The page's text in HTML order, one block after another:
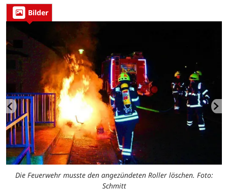
Bilder
Die Feuerwehr musste den angezündeten Roller löschen. Foto:
Schmitt